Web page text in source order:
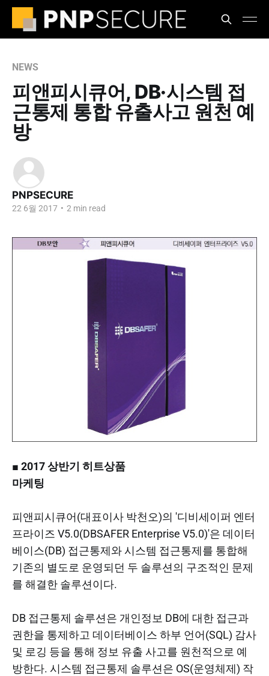
NEWS
피앤피시큐어, DB·시스템 접
근통제 통합 유출사고 원천 예
방
PNPSECURE
22 6월 2017 • 2 min read
■ 2017 상반기 히트상품
마케팅
피앤피시큐어(대표이사 박천오)의 '디비세이퍼 엔터
프라이즈 V5.0(DBSAFER Enterprise V5.0)'은 데이터
베이스(DB) 접근통제와 시스템 접근통제를 통합해
기존의 별도로 운영되던 두 솔루션의 구조적인 문제
를 해결한 솔루션이다.
DB 접근통제 솔루션은 개인정보 DB에 대한 접근과
권한을 통제하고 데이터베이스 하부 언어(SQL) 감사
및 로깅 등을 통해 정보 유출 사고를 원천적으로 예
방한다. 시스템 접근통제 솔루션은 OS(운영체제) 작